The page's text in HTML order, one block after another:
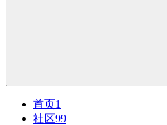
首页1
社区99